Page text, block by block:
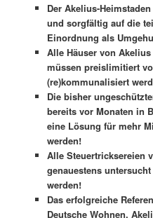
Der Akelius-
und sorgfältig auf die
Einordnung als
Alle Häuser von
müssen preislimitiert
(re)kommunalisiert
Die bisher
bereits vor Monaten in
eine Lösung für mehr
werden!
Alle Steuertricksereien
genauestens
werden!
Das erfolgreiche
Deutsche Wohnen,